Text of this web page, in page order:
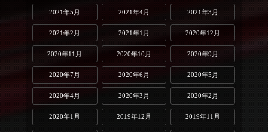
2021年5月 2021年4月 2021年3月
2021年2月 2021年1月 2020年12月
2020年11月 2020年10月 2020年9月
2020年7月 2020年6月 2020年5月
2020年4月 2020年3月 2020年2月
2020年1月 2019年12月 2019年11月